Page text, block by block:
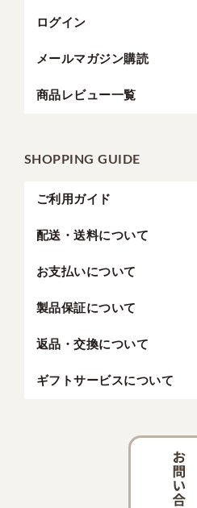
ログイン
メールマガジン購読
商品レビュー一覧
SHOPPING GUIDE
ご利用ガイド
配送・送料について
お支払いについて
製品保証について
返品・交換について
ギフトサービスについて